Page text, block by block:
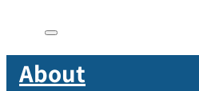
About